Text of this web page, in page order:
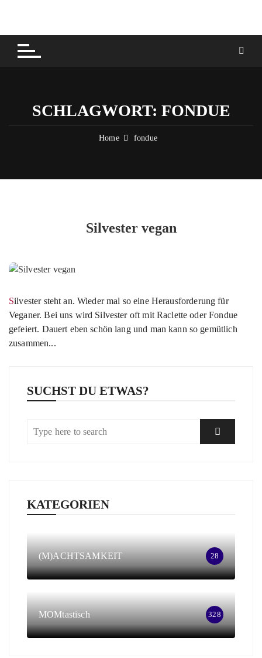
content
SCHLAGWORT: FONDUE
Home fondue
Silvester vegan
Silvester steht an. Wieder mal so eine Herausforderung für
Veganer. Bei uns wird Silvester oft mit Raclette oder Fondue
gefeiert. Dauert eben schön lang und man kann so gemütlich
zusammen...
SUCHST DU ETWAS?
KATEGORIEN
(M)ACHTSAMKEIT 28
MOMtastisch 328